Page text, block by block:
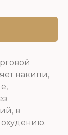
накипи,
в